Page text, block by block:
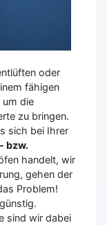
oder
fähigen
die
zu bringen.
sich bei Ihrer
bzw.
handelt, wir
gehen der
Problem!
sind wir dabei